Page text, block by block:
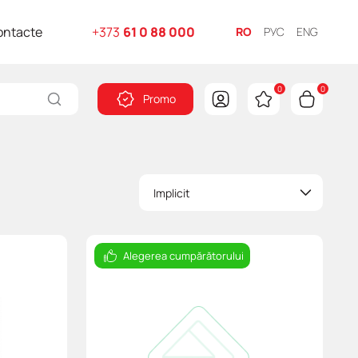
+373 61 0 88 000 RO РУС ENG
Promo
0 0
Implicit
Alegerea cumpărătorului